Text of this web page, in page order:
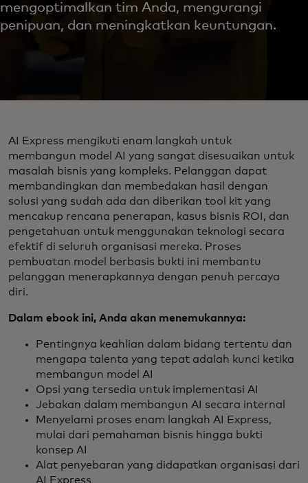
mengoptimalkan tim Anda, mengurangi
penipuan, dan meningkatkan keuntungan.
AI Express mengikuti enam langkah untuk
membangun model AI yang sangat disesuaikan untuk
masalah bisnis yang kompleks. Pelanggan dapat
membandingkan dan membedakan hasil dengan
solusi yang sudah ada dan diberikan tool kit yang
mencakup rencana penerapan, kasus bisnis ROI, dan
pengetahuan untuk menggunakan teknologi secara
efektif di seluruh organisasi mereka. Proses
pembuatan model berbasis bukti ini membantu
pelanggan menerapkannya dengan penuh percaya
diri.
Dalam ebook ini, Anda akan menemukannya:
Pentingnya keahlian dalam bidang tertentu dan
mengapa talenta yang tepat adalah kunci ketika
membangun model AI
Opsi yang tersedia untuk implementasi AI
Jebakan dalam membangun AI secara internal
Menyelami proses enam langkah AI Express,
mulai dari pemahaman bisnis hingga bukti
konsep AI
Alat penyebaran yang didapatkan organisasi dari
AI Express